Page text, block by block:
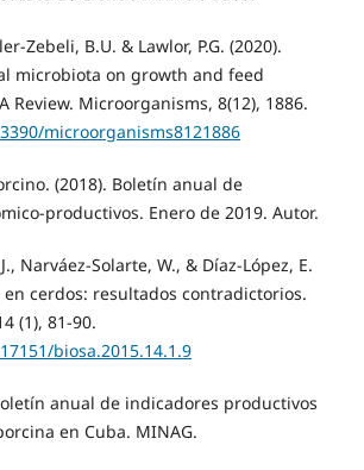
Zebeli, B.U. & Lawlor, P.G. (2020).
microbiota on growth and feed
Review. Microorganisms, 8(12), 1886.
microorganisms8121886
(2018). Boletín anual de
productivos. Enero de 2019. Autor.
Narváez-Solarte, W., & Díaz-López, E.
en cerdos: resultados contradictorios.
(1), 81-90.
biosa.2015.14.1.9
anual de indicadores productivos
en Cuba. MINAG.